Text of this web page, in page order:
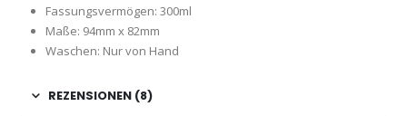
Fassungsvermögen: 300ml
Maße: 94mm x 82mm
Waschen: Nur von Hand
REZENSIONEN (8)